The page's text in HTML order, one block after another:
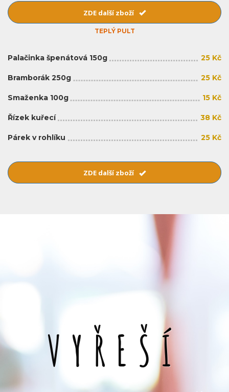
ZDE další zboží
TEPLÝ PULT
Palačinka špenátová 150g 25 Kč
Bramborák 250g 25 Kč
Smaženka 100g 15 Kč
Řízek kuřecí 38 Kč
Párek v rohlíku 25 Kč
ZDE další zboží
VYŘEŠÍ